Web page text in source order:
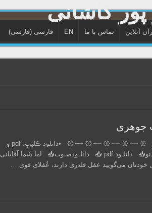
آنلاین تماس با ما EN فارسی (فارسی)
جوهری
صوت سخنرانی: سخنران: دکتر وحید باقرپور کاشانی 𑁍 ┈┈ 𑁍 ┈┈ 𑁍 ┈┈ 𑁍 ┈┈ 𑁍 •دانلود ڪلیپ، pdf و
صوتِ سخنرانی با ڪلیڪ روے عبارات زیر: دانلـود‌ویـدئو‌📥 دانلـود‌ pdf 📥 دانلـود‌صـوت📥 اما شما آقایانی
خودتان می‌گویید عقل قلدری دارند، عُقلای قوی …